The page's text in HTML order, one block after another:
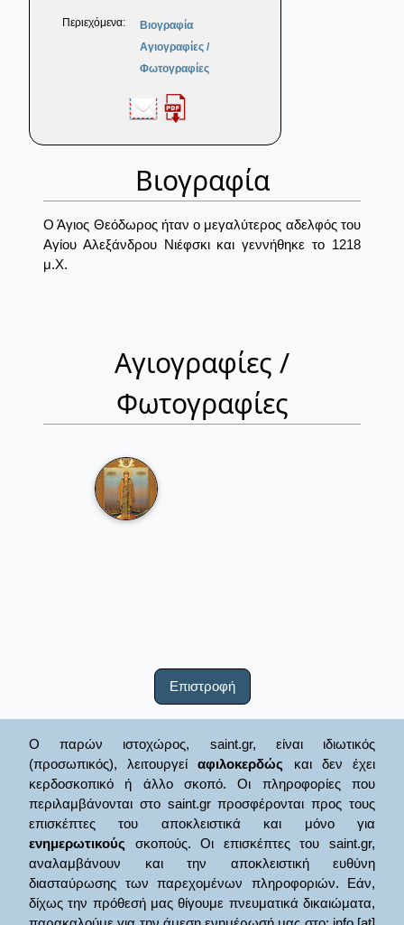
Περιεχόμενα:
Βιογραφία
Αγιογραφίες /
Φωτογραφίες
Βιογραφία
Ο Άγιος Θεόδωρος ήταν ο μεγαλύτερος αδελφός του
Αγίου Αλεξάνδρου Νιέφσκι και γεννήθηκε το 1218
μ.Χ.
Αγιογραφίες /
Φωτογραφίες
Επιστροφή
Ο παρών ιστοχώρος, saint.gr, είναι ιδιωτικός
(προσωπικός), λειτουργείαφιλοκερδώς και δεν έχει
κερδοσκοπικό ή άλλο σκοπό. Οι πληροφορίες που
περιλαμβάνονται στο saint.gr προσφέρονται προς τους
επισκέπτες του αποκλειστικά και μόνο για
ενημερωτικούς σκοπούς. Οι επισκέπτες του saint.gr,
αναλαμβάνουν και την αποκλειστική ευθύνη
διασταύρωσης των παρεχομένων πληροφοριών. Εάν,
δίχως την πρόθεσή μας θίγουμε πνευματικά δικαιώματα,